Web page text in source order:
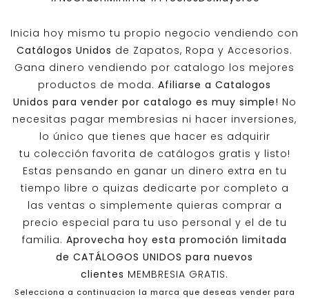
Inicia hoy mismo tu propio negocio vendiendo con
Catálogos Unidos de Zapatos, Ropa y Accesorios.
Gana dinero vendiendo por catalogo los mejores
productos de moda. Afiliarse a Catalogos
Unidos para vender por catalogo es muy simple! No
necesitas pagar membresias ni hacer inversiones,
lo único que tienes que hacer es adquirir
tu colección favorita de catálogos gratis y listo!
Estas pensando en ganar un dinero extra en tu
tiempo libre o quizas dedicarte por completo a
las ventas o simplemente quieras comprar a
precio especial para tu uso personal y el de tu
familia. Aprovecha hoy esta promoción limitada
de CATÁLOGOS UNIDOS para nuevos
clientes MEMBRESIA GRATIS.
Selecciona a continuacion la marca que deseas vender para